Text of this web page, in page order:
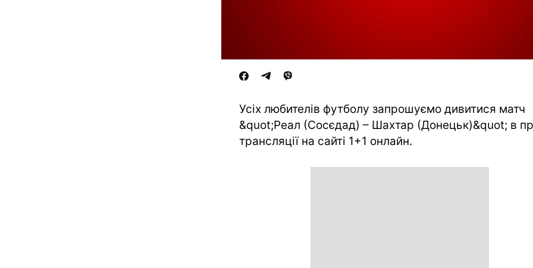
Усіх любителів футболу запрошуємо дивитися матч
&quot;Реал (Сосєдад) – Шахтар (Донецьк)&quot; в
трансляції на сайті 1+1 онлайн.